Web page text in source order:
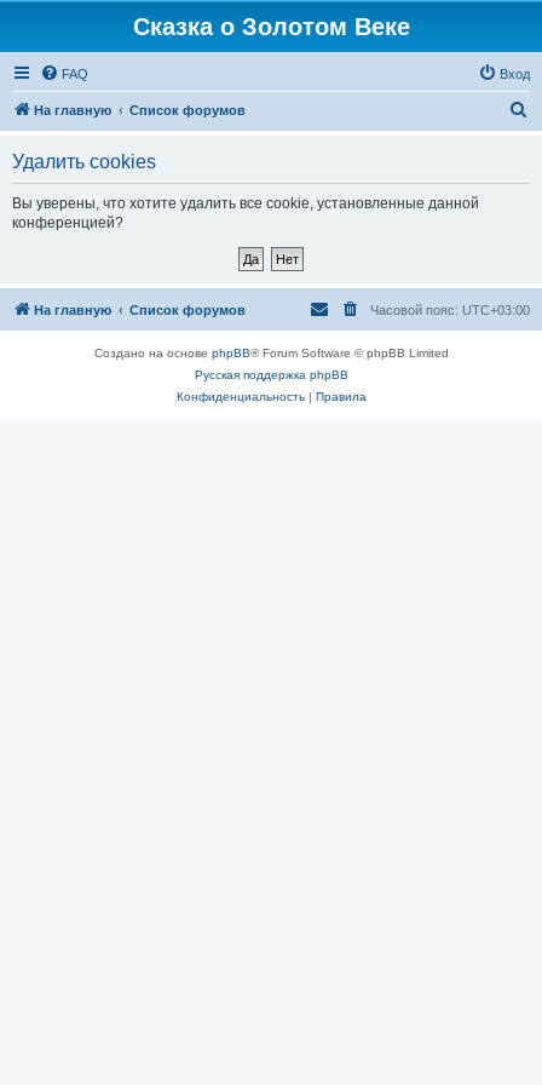
Сказка о Золотом Веке
FAQ Вход
На главную Список форумов
Удалить cookies
Вы уверены, что хотите удалить все cookie, установленные данной
конференцией?
На главную Список форумов Часовой пояс: UTC+03:00
Создано на основе phpBB® Forum Software © phpBB Limited
Русская поддержка phpBB
Конфиденциальность| Правила